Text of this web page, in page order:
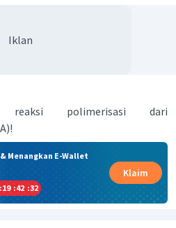
Iklan
reaksi polimerisasi dari
Menangkan E-Wallet
:19 :42 :32
Klaim